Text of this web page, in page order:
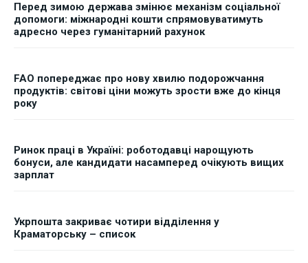
Перед зимою держава змінює механізм соціальної
допомоги: міжнародні кошти спрямовуватимуть
адресно через гуманітарний рахунок
FAO попереджає про нову хвилю подорожчання
продуктів: світові ціни можуть зрости вже до кінця
року
Ринок праці в Україні: роботодавці нарощують
бонуси, але кандидати насамперед очікують вищих
зарплат
Укрпошта закриває чотири відділення у
Краматорську – список